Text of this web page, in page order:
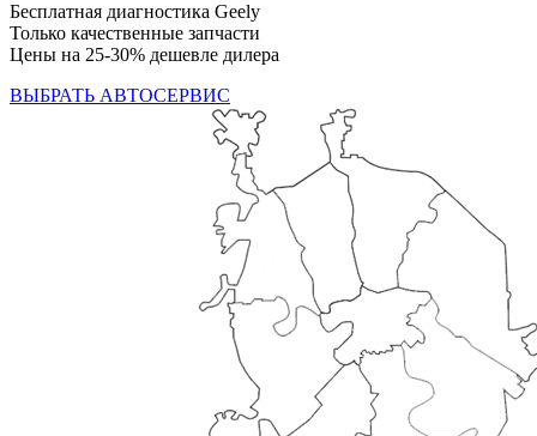
Бесплатная диагностика Geely
Только качественные запчасти
Цены на 25-30% дешевле дилера
ВЫБРАТЬ АВТОСЕРВИС